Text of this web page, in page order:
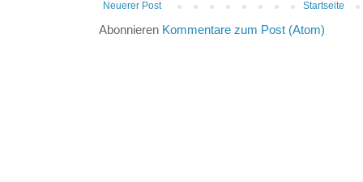
Neuerer Post Startseite
Abonnieren Kommentare zum Post (Atom)